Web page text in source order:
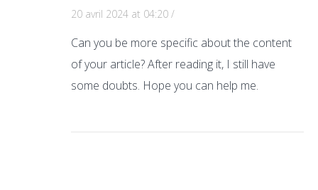
20 avril 2024 at 04:20 /
Can you be more specific about the content
of your article? After reading it, I still have
some doubts. Hope you can help me.